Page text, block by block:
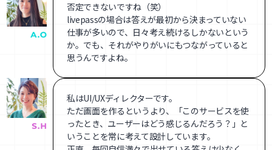
否定できないですね（笑）
livepassの場合は答えが最初から決まっていない
仕事が多いので、日々考え続けるしかないという
か。でも、それがやりがいにもつながっていると
思うんですよね。
私はUI/UXディレクターです。
ただ画面を作るというより、「このサービスを使
ったとき、ユーザーはどう感じるんだろう？」と
いうことを常に考えて設計しています。